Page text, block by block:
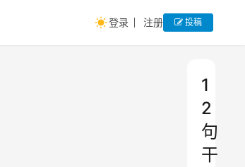
登录 注册 投稿
1
2
句
干